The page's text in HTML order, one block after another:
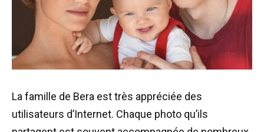
La famille de Bera est très appréciée des
utilisateurs d’Internet. Chaque photo qu’ils